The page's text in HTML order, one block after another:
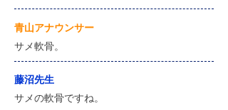
​青山アナウンサー
サメ軟骨。
藤沼先生
サメの軟骨ですね。